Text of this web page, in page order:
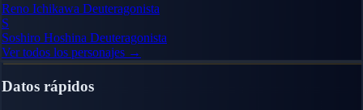
Reno Ichikawa Deuteragonista
S
Soshiro Hoshina Deuteragonista
Ver todos los personajes →
Datos rápidos